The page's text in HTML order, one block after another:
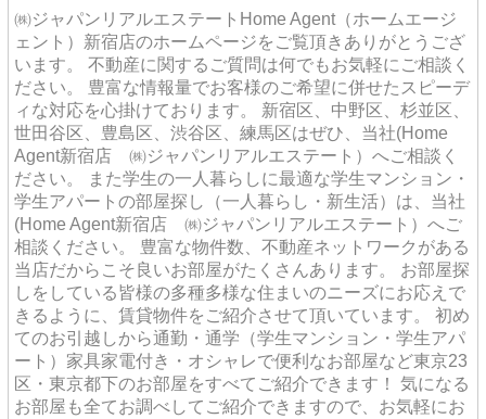
㈱ジャパンリアルエステートHome Agent（ホームエージ
ェント）新宿店のホームページをご覧頂きありがとうござ
います。 不動産に関するご質問は何でもお気軽にご相談く
ださい。 豊富な情報量でお客様のご希望に併せたスピーデ
ィな対応を心掛けております。 新宿区、中野区、杉並区、
世田谷区、豊島区、渋谷区、練馬区はぜひ、当社(Home
Agent新宿店 ㈱ジャパンリアルエステート）へご相談く
ださい。 また学生の一人暮らしに最適な学生マンション・
学生アパートの部屋探し（一人暮らし・新生活）は、当社
(Home Agent新宿店 ㈱ジャパンリアルエステート）へご
相談ください。 豊富な物件数、不動産ネットワークがある
当店だからこそ良いお部屋がたくさんあります。 お部屋探
しをしている皆様の多種多様な住まいのニーズにお応えで
きるように、賃貸物件をご紹介させて頂いています。 初め
てのお引越しから通勤・通学（学生マンション・学生アパ
ート）家具家電付き・オシャレで便利なお部屋など東京23
区・東京都下のお部屋をすべてご紹介できます！ 気になる
お部屋も全てお調べしてご紹介できますので、お気軽にお